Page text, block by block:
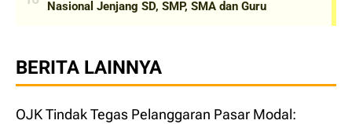
BERITA LAINNYA
OJK Tindak Tegas Pelanggaran Pasar Modal: